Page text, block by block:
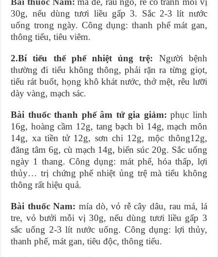
30g, nếu dùng tươi liều gấp 3. Sắc 2-3 lít nước
uống trong ngày. Công dụng: thanh phế mát gan,
thông tiểu, tiêu viêm.
2.Bí tiểu thể phế nhiệt ủng trệ: Người bệnh
thường đi tiểu không thông, phải rặn ra từng giọt,
tiểu rát buốt, họng khô khát nước, thở mệt, rêu lưỡi
dày vàng, mạch sác.
Bài thuốc thanh phế âm tử gia giảm: phục linh
16g, hoàng cầm 12g, tang bạch bì 14g, mạch môn
14g, xa tiền tử 12g, sơn chi 12g, mộc thông12g,
đăng tâm 6g, cù mạch 14g, biển súc 20g. Sắc uống
ngày 1 thang. Công dụng: mát phế, hóa thấp, lợi
thủy… trị chứng phế nhiệt ủng trệ mà tiểu không
thông rất hiệu quả.
Bài thuốc Nam: mía dò, vỏ rễ cây dâu, rau má, lá
tre, vỏ bưởi mỗi vị 30g, nếu dùng tươi liều gấp 3
sắc uống 2-3 lít nước uống. Công dụng: lợi thủy,
thanh phế, mát gan, tiêu độc, thông tiểu.